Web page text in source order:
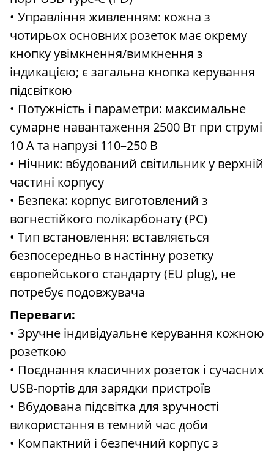
• Управління живленням: кожна з
чотирьох основних розеток має окрему
кнопку увімкнення/вимкнення з
індикацією; є загальна кнопка керування
підсвіткою
• Потужність і параметри: максимальне
сумарне навантаження 2500 Вт при струмі
10 А та напрузі 110–250 В
• Нічник: вбудований світильник у верхній
частині корпусу
• Безпека: корпус виготовлений з
вогнестійкого полікарбонату (PC)
• Тип встановлення: вставляється
безпосередньо в настінну розетку
європейського стандарту (EU plug), не
потребує подовжувача
Переваги:
• Зручне індивідуальне керування кожною
розеткою
• Поєднання класичних розеток і сучасних
USB-портів для зарядки пристроїв
• Вбудована підсвітка для зручності
використання в темний час доби
• Компактний і безпечний корпус з